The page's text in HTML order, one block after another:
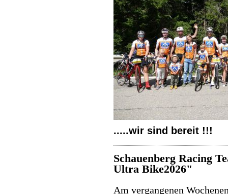
.....wir sind bereit !!!
Schauenberg Racing
Ultra Bike2026"
Am vergangenen